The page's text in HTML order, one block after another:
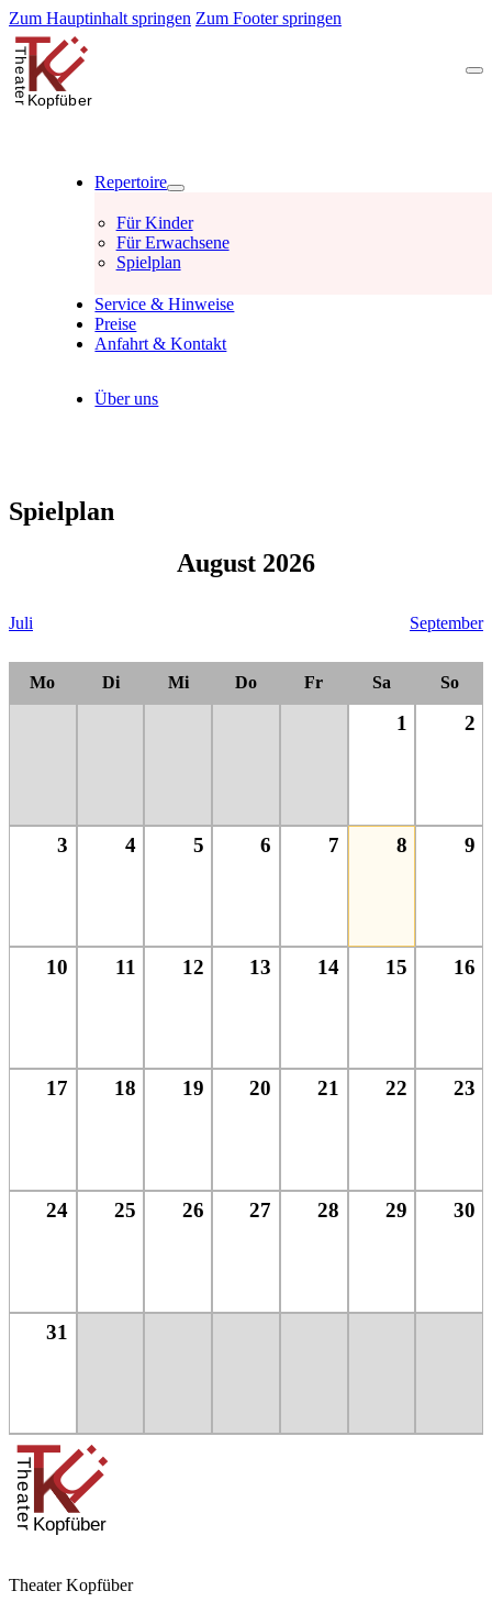
Zum Hauptinhalt springen Zum Footer springen
Repertoire
Für Kinder
Für Erwachsene
Spielplan
Service & Hinweise
Preise
Anfahrt & Kontakt
Über uns
Spielplan
August 2026
Juli September
Mo Di Mi Do Fr Sa So
1 2
3 4 5 6 7 8 9
10 11 12 13 14 15 16
17 18 19 20 21 22 23
24 25 26 27 28 29 30
31
Theater Kopfüber